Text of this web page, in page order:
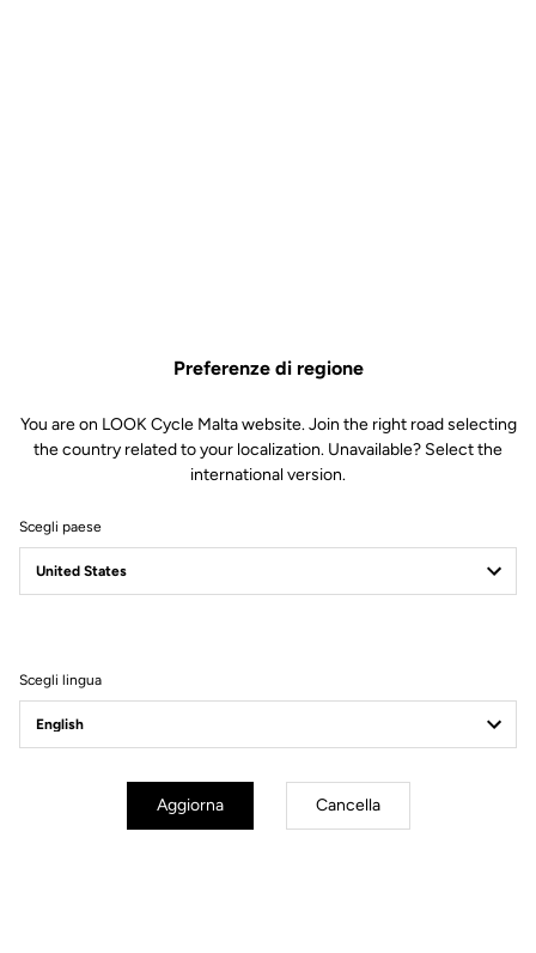
X-TRACK EN-RAGE
Preferenze di regione
You are on LOOK Cycle Malta website. Join the right road selecting
the country related to your localization. Unavailable? Select the
international version.
Scegli paese
Scegli lingua
Aggiorna Cancella